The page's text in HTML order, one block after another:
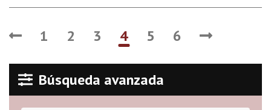
Búsqueda avanzada
1 2 3 4 5 6